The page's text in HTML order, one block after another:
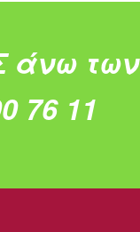
άνω των
76 11